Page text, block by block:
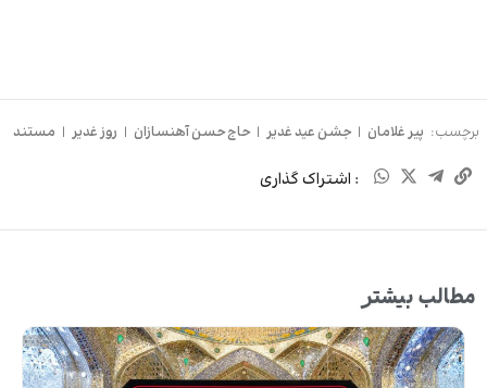
برچسب: پیر غلامان | جشن عید غدیر | حاج حسن آهنسازان | روز غدیر | مستند
: اشتراک گذاری
مطالب بیشتر